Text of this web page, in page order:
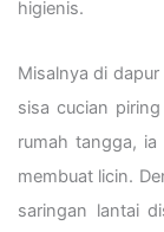
higienis.
Misalnya di
sisa cucian
rumah tangga,
membuat licin.
saringan lantai